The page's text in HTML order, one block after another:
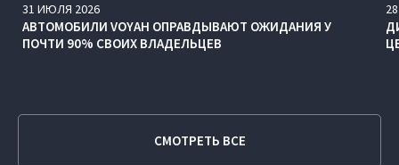
31 ИЮЛЯ 2026
АВТОМОБИЛИ VOYAH ОПРАВДЫВАЮТ ОЖИДАНИЯ У
ПОЧТИ 90% СВОИХ ВЛАДЕЛЬЦЕВ
28
СМОТРЕТЬ ВСЕ